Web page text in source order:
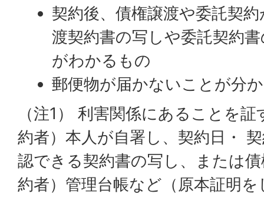
契約後、債権譲渡や委託契
渡契約書の写しや委託契約
がわかるもの
郵便物が届かないことが分
（注1） 利害関係にあることを
約者）本人が自署し、契約日・
認できる契約書の写し、または
約者）管理台帳など（原本証明